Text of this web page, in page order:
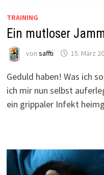
TRAINING
Ein mutloser
von saffti 15. März
Geduld haben! Was ich
ich mir nun selbst
ein grippaler Infekt